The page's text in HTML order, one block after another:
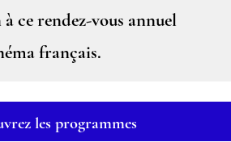
ce rendez-vous annuel
français.
les programmes